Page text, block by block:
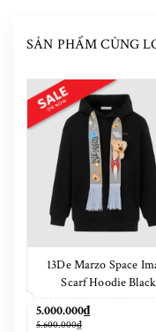
SẢN PHẨM CÙNG
13De Marzo Space
Scarf Hoodie Black
5.000.000₫
5.600.000₫